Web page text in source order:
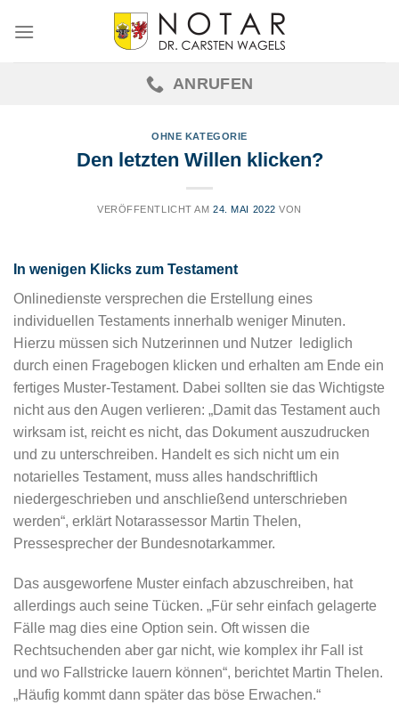
ANRUFEN
OHNE KATEGORIE
Den letzten Willen klicken?
VERÖFFENTLICHT AM24. MAI 2022 VON
In wenigen Klicks zum Testament
Onlinedienste versprechen die Erstellung eines
individuellen Testaments innerhalb weniger Minuten.
Hierzu müssen sich Nutzerinnen und Nutzer lediglich
durch einen Fragebogen klicken und erhalten am Ende ein
fertiges Muster-Testament. Dabei sollten sie das Wichtigste
nicht aus den Augen verlieren: „Damit das Testament auch
wirksam ist, reicht es nicht, das Dokument auszudrucken
und zu unterschreiben. Handelt es sich nicht um ein
notarielles Testament, muss alles handschriftlich
niedergeschrieben und anschließend unterschrieben
werden“, erklärt Notarassessor Martin Thelen,
Pressesprecher der Bundesnotarkammer.
Das ausgeworfene Muster einfach abzuschreiben, hat
allerdings auch seine Tücken. „Für sehr einfach gelagerte
Fälle mag dies eine Option sein. Oft wissen die
Rechtsuchenden aber gar nicht, wie komplex ihr Fall ist
und wo Fallstricke lauern können“, berichtet Martin Thelen.
„Häufig kommt dann später das böse Erwachen.“